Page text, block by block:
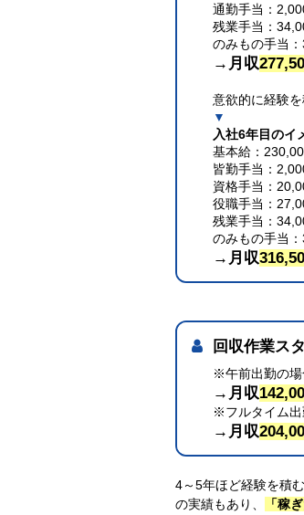
通勤手当：
残業手当：
のみもの手当
→月収
意欲的に経験
▼
入社6年目のイ
基本給：
皆勤手当：
資格手当：
役職手当：
残業手当：
のみもの手当
→月収
回収作業ス
※午前出勤の場
→月収
※フルタイム出
→月収
4～5年ほど経験を積む
の実績もあり、
「稼